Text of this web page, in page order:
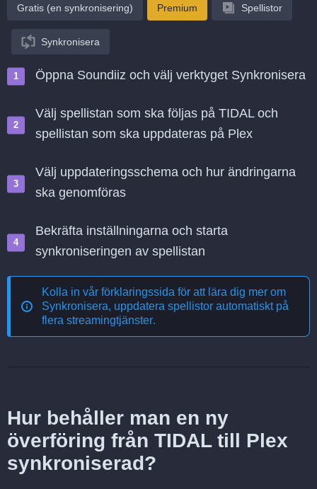
Gratis (en synkronisering) Premium Spellistor
Synkronisera
Öppna Soundiiz och välj verktyget Synkronisera
Välj spellistan som ska följas på TIDAL och
spellistan som ska uppdateras på Plex
Välj uppdateringsschema och hur ändringarna
ska genomföras
Bekräfta inställningarna och starta
synkroniseringen av spellistan
Kolla in vår förklaringssida för att lära dig mer om
Synkronisera, uppdatera spellistor automatiskt på
flera streamingtjänster.
Hur behåller man en ny
överföring från TIDAL till Plex
synkroniserad?